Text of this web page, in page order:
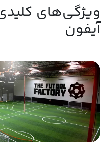
ویژگی‌های
آیفون